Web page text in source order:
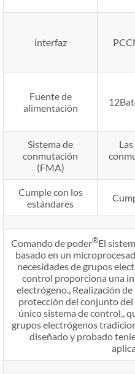
interfaz
Fuente de
alimentación
Sistema de
conmutación
(FMA)
Cumple con los
estándares
Comando de poder®El
basado en un
necesidades de grupos
control proporciona una
electrógeno., Realización
protección del conjunto del
único sistema de control.,
grupos electrógenos
diseñado y probado